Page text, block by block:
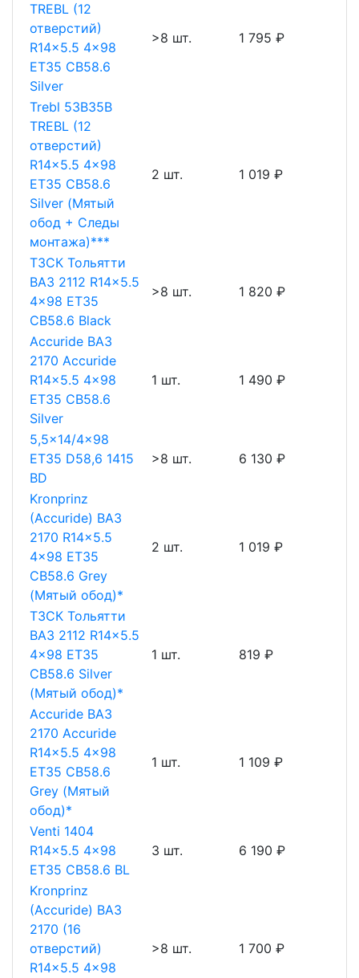
TREBL (12
отверстий)
R14x5.5 4x98
ET35 CB58.6
Silver
>8 шт. 1 795 ₽
Trebl 53B35B
TREBL (12
отверстий)
R14x5.5 4x98
ET35 CB58.6
Silver (Мятый
обод + Следы
монтажа)***
2 шт. 1 019 ₽
ТЗСК Тольятти
ВАЗ 2112 R14x5.5
4x98 ET35
CB58.6 Black
>8 шт. 1 820 ₽
Accuride ВАЗ
2170 Accuride
R14x5.5 4x98
ET35 CB58.6
Silver
1 шт. 1 490 ₽
5,5x14/4x98
ET35 D58,6 1415
BD
>8 шт. 6 130 ₽
Kronprinz
(Accuride) ВАЗ
2170 R14x5.5
4x98 ET35
CB58.6 Grey
(Мятый обод)*
2 шт. 1 019 ₽
ТЗСК Тольятти
ВАЗ 2112 R14x5.5
4x98 ET35
CB58.6 Silver
(Мятый обод)*
1 шт. 819 ₽
Accuride ВАЗ
2170 Accuride
R14x5.5 4x98
ET35 CB58.6
Grey (Мятый
обод)*
1 шт. 1 109 ₽
Venti 1404
R14x5.5 4x98
ET35 CB58.6 BL
3 шт. 6 190 ₽
Kronprinz
(Accuride) ВАЗ
2170 (16
отверстий)
R14x5.5 4x98
>8 шт. 1 700 ₽